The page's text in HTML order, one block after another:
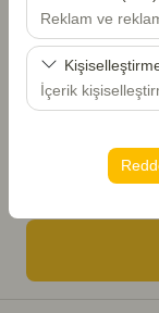
en çok ziyaret
analiz etmemizi
performansını
iyileştirmek için
Reklam ve
Bu çerezler, size
reklamlar
etkinliğini
İçerik
ve diğer
deneyiminizin
Alış Tarih Saat